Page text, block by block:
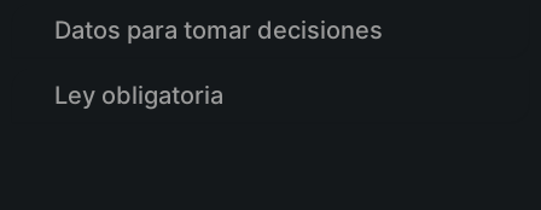
Datos para tomar decisiones
Ley obligatoria